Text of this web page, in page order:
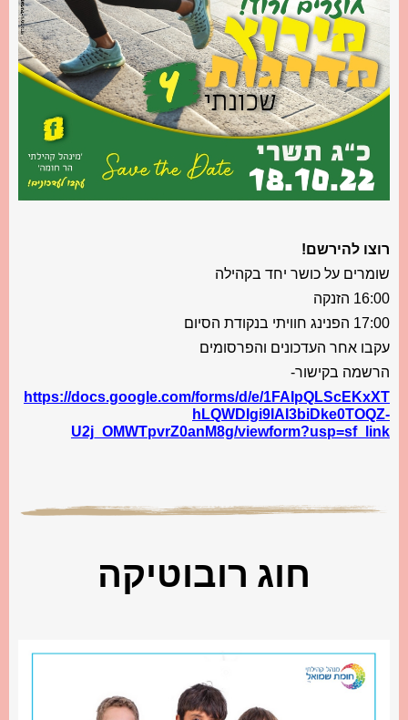
רוצו להירשם!
שומרים על כושר יחד בקהילה
16:00 הזנקה
17:00 הפנינג חוויתי בנקודת הסיום
עקבו אחר העדכונים והפרסומים
הרשמה בקישור-
https://docs.google.com/forms/d/e/1FAIpQLScEKxXT
hLQWDIgi9IAI3biDke0TOQZ-
U2j_OMWTpvrZ0anM8g/viewform?usp=sf_link
חוג רובוטיקה